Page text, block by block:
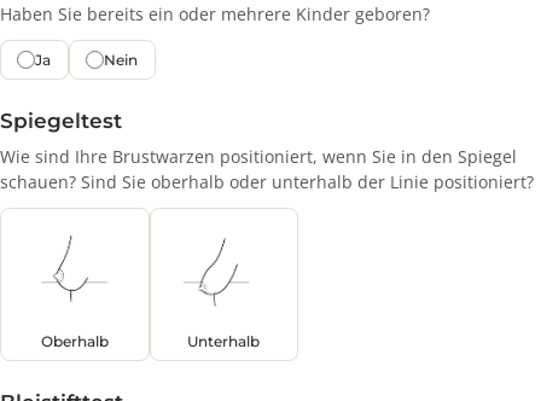
Haben Sie bereits ein oder mehrere Kinder geboren?
Ja Nein
Spiegeltest
Wie sind Ihre Brustwarzen positioniert, wenn Sie in den
schauen? Sind Sie oberhalb oder unterhalb der Linie